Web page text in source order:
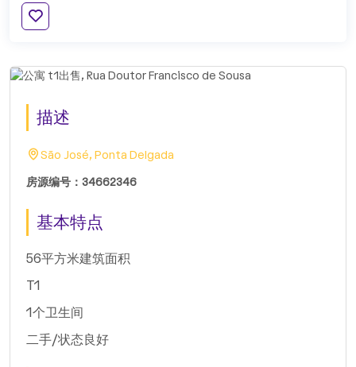
描述
São José, Ponta Delgada
房源编号：34662346
基本特点
56平方米建筑面积
T1
1个卫生间
二手/状态良好